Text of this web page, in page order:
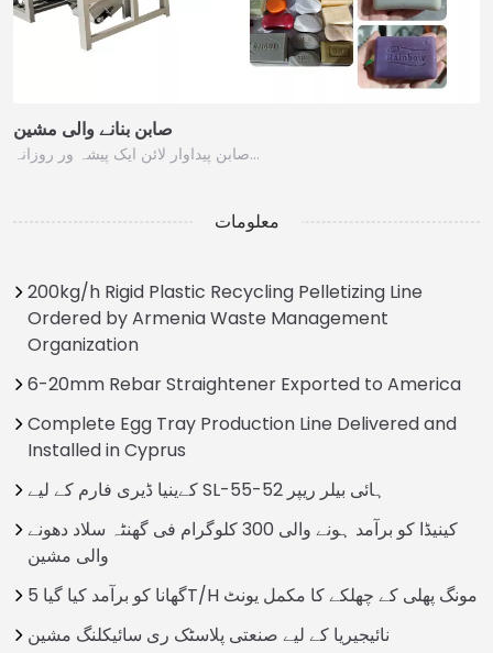
صابن بنانے والی مشین
صابن پیداوار لائن ایک پیشہ ور روزانہ…
معلومات
200kg/h Rigid Plastic Recycling Pelletizing Line
Ordered by Armenia Waste Management
Organization
6-20mm Rebar Straightener Exported to America
Complete Egg Tray Production Line Delivered and
Installed in Cyprus
کےینیا ڈیری فارم کے لیے SL-55-52 ہائی بيلر ریپر
کینیڈا کو برآمد ہونے والی 300 کلوگرام فی گھنٹہ سلاد دھونے
والی مشین
گھانا کو برآمد کیا گیا 5T/H مونگ پھلی کے چھلکے کا مکمل یونٹ
نائیجیریا کے لیے صنعتی پلاسٹک ری سائیکلنگ مشین